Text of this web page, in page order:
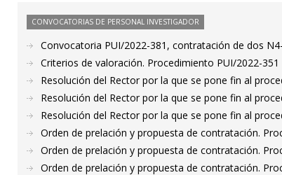
CONVOCATORIAS DE PERSONAL INVESTIGADOR
Convocatoria PUI/2022-381, contratación de dos
Criterios de valoración. Procedimiento PUI/2022-351
Resolución del Rector por la que se pone fin al
Resolución del Rector por la que se pone fin al
Resolución del Rector por la que se pone fin al
Orden de prelación y propuesta de contratación.
Orden de prelación y propuesta de contratación.
Orden de prelación y propuesta de contratación.